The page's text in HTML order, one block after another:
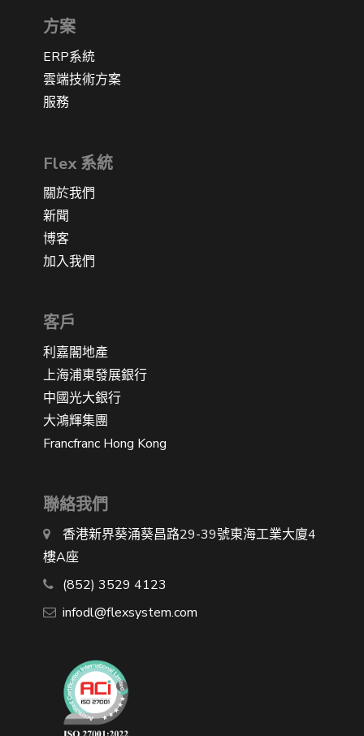
方案
ERP系統
雲端技術方案
服務
Flex 系統
關於我們
新聞
博客
加入我們
客戶
利嘉閣地產
上海浦東發展銀行
中國光大銀行
大鴻輝集團
Francfranc Hong Kong
聯絡我們
香港新界葵涌葵昌路29-39號東海工業大廈4
樓A座
(852) 3529 4123
infodl@flexsystem.com